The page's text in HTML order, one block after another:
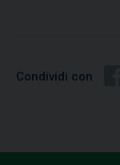
Condividi con